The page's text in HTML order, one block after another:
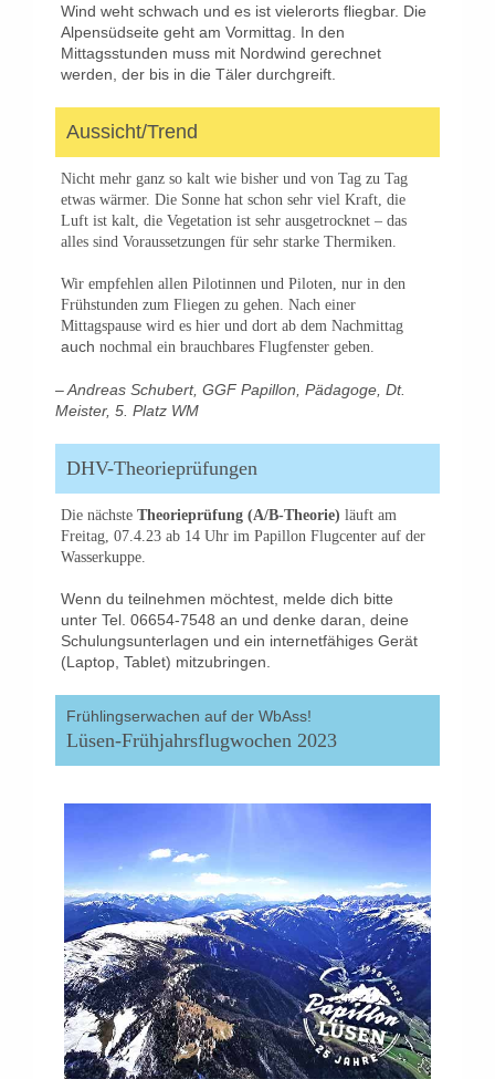
Wind weht schwach und es ist vielerorts fliegbar. Die
Alpensüdseite geht am Vormittag. In den
Mittagsstunden muss mit Nordwind gerechnet
werden, der bis in die Täler durchgreift.
Aussicht/Trend
Nicht mehr ganz so kalt wie bisher und von Tag zu Tag
etwas wärmer. Die Sonne hat schon sehr viel Kraft, die
Luft ist kalt, die Vegetation ist sehr ausgetrocknet – das
alles sind Voraussetzungen für sehr starke Thermiken.
Wir empfehlen allen Pilotinnen und Piloten, nur in den
Frühstunden zum Fliegen zu gehen. Nach einer
Mittagspause wird es hier und dort ab dem Nachmittag
auch nochmal ein brauchbares Flugfenster geben.
– Andreas Schubert, GGF Papillon, Pädagoge, Dt.
Meister, 5. Platz WM
DHV-Theorieprüfungen
Die nächste Theorieprüfung (A/B-Theorie) läuft am
Freitag, 07.4.23 ab 14 Uhr im Papillon Flugcenter auf der
Wasserkuppe.
Wenn du teilnehmen möchtest, melde dich bitte
unter Tel. 06654-7548 an und denke daran, deine
Schulungsunterlagen und ein internetfähiges Gerät
(Laptop, Tablet) mitzubringen.
Frühlingserwachen auf der WbAss!
Lüsen-Frühjahrsflugwochen 2023